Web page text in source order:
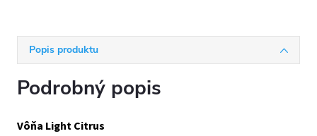
Popis produktu
Podrobný popis
Vôňa Light Citrus